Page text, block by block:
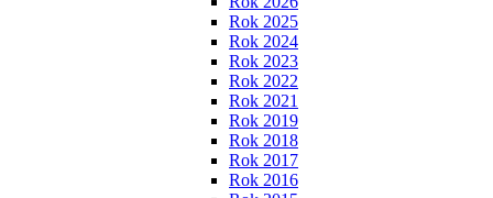
Rok 2025
Rok 2024
Rok 2023
Rok 2022
Rok 2021
Rok 2019
Rok 2018
Rok 2017
Rok 2016